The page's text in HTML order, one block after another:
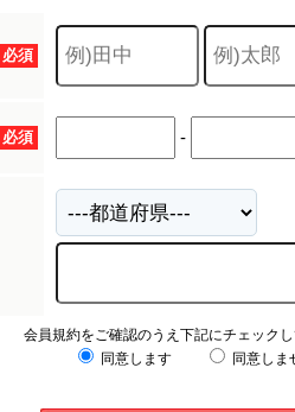
必須
必須 -
会員規約をご確認のうえ下記にチェックし
同意します
同意しま